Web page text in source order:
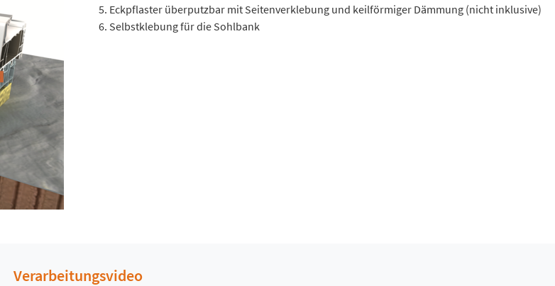
Eckpflaster überputzbar mit Seitenverklebung und keilförmiger Dämmung (nicht inklusive)
Selbstklebung für die Sohlbank
Verarbeitungsvideo